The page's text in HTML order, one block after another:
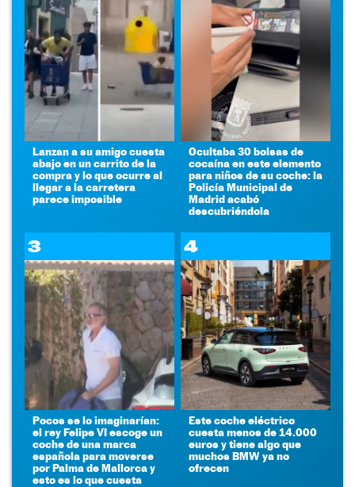
Lanzan a su amigo cuesta
abajo en un carrito de la
compra y lo que ocurre al
llegar a la carretera
parece imposible
Ocultaba 30 bolsas de
cocaína en este elemento
para niños de su coche: la
Policía Municipal de
Madrid acabó
descubriéndola
3
Pocos se lo imaginarían:
el rey Felipe VI escoge un
coche de una marca
española para moverse
por Palma de Mallorca y
esto es lo que cuesta
4
Este coche eléctrico
cuesta menos de 14.000
euros y tiene algo que
muchos BMW ya no
ofrecen